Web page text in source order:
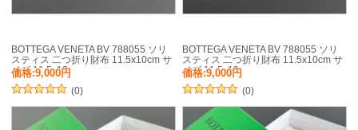
BOTTEGA VENETA BV 788055 ソリ
スティス 二つ折り財布 11.5x10cm サ
イズ:11.5x10cm
価格:9,000円
(0)
BOTTEGA VENETA BV 788055 ソリ
スティス 二つ折り財布 11.5x10cm サ
イズ:11.5x10cm
価格:9,000円
(0)